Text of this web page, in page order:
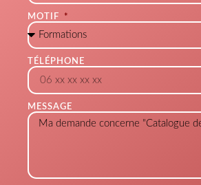
MOTIF
TÉLÉPHONE
MESSAGE